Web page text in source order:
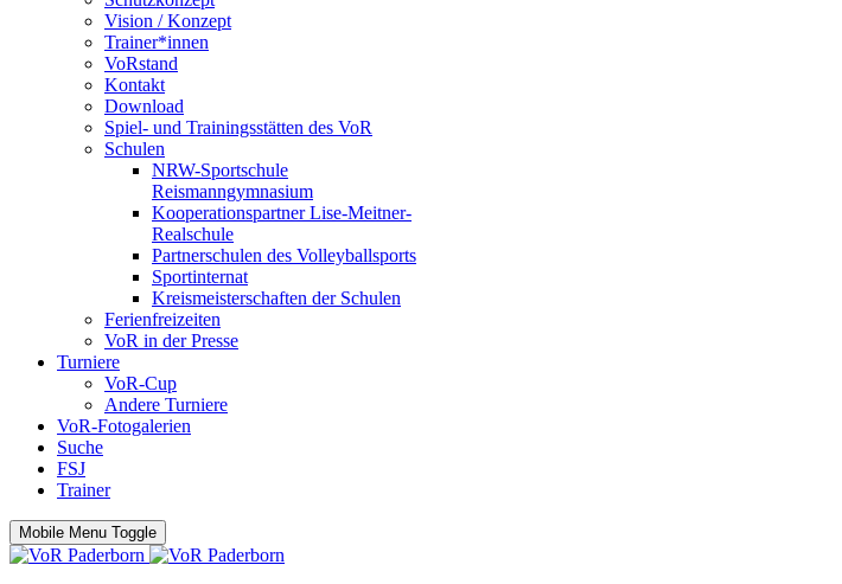
Vision / Konzept
Trainer*innen
VoRstand
Kontakt
Download
Spiel- und Trainingsstätten des VoR
Schulen
NRW-Sportschule
Reismanngymnasium
Kooperationspartner Lise-Meitner-
Realschule
Partnerschulen des Volleyballsports
Sportinternat
Kreismeisterschaften der Schulen
Ferienfreizeiten
VoR in der Presse
Turniere
VoR-Cup
Andere Turniere
VoR-Fotogalerien
Suche
FSJ
Trainer
Mobile Menu Toggle